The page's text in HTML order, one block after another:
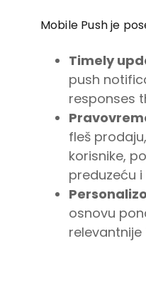
Mobile Push je
Timely
push
responses
fleš
korisnike,
preduzeću i
osnovu
relevantnije